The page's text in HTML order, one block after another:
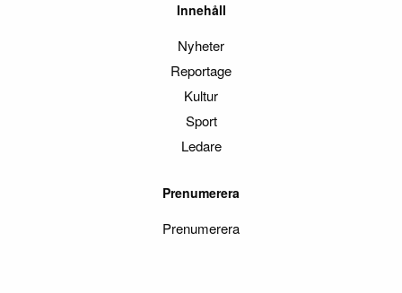
Innehåll
Nyheter
Reportage
Kultur
Sport
Ledare
Prenumerera
Prenumerera